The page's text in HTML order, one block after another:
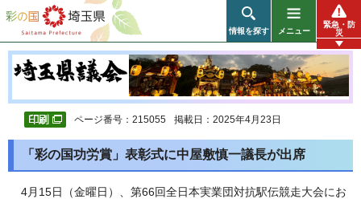
彩の国 埼玉県
情報を探す メニュー
緊急・防
災
ページ番号：215055 掲載日：2025年4月23日
「彩の国功労賞」表彰式に中屋敷慎一議長が出席
4月15日（金曜日）、第66回全日本実業団対抗駅伝競走大会にお